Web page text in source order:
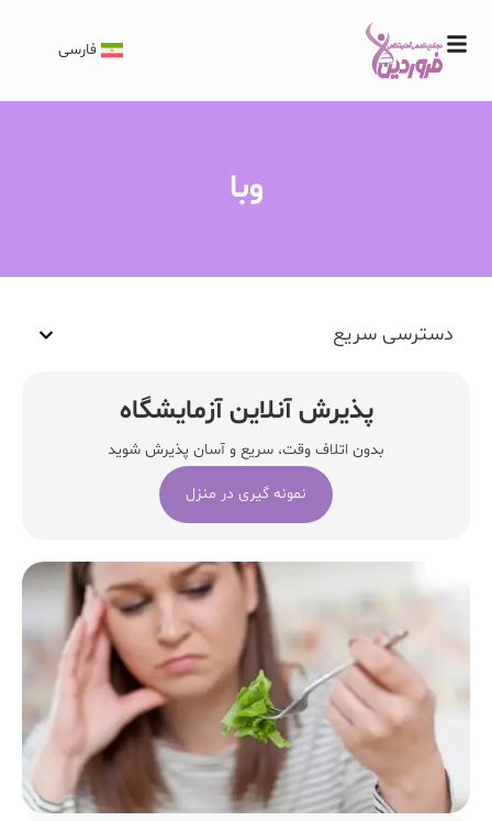
فارسی
وبا
دسترسی سریع
پذیرش آنلاین آزمایشگاه
بدون اتلاف وقت، سریع و آسان پذیرش شوید
نمونه گیری در منزل